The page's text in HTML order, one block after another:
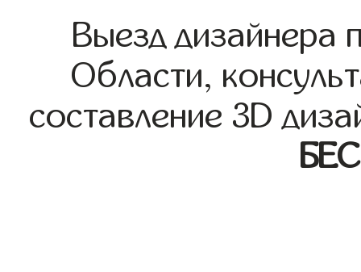
Выезд дизайнера
Области,
составление 3D